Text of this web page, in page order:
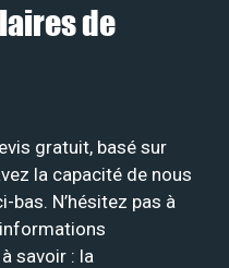
de
gratuit, basé sur
la capacité de nous
N’hésitez pas à
savoir : la